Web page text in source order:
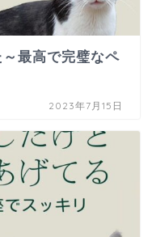
最高で完璧なペ
2023年7月15日